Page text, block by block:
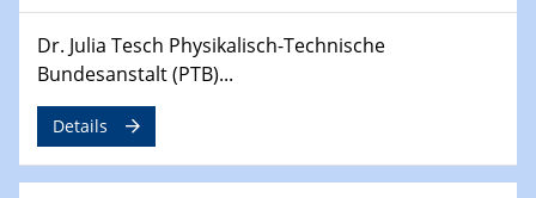
SFB/TRR 270 Kolloquium
11.02.2025
Social Hour
CENIDE / ZBT / IW
Dr. Julia Tesch Physikalisch-Technische
Bundesanstalt (PTB)...
Details